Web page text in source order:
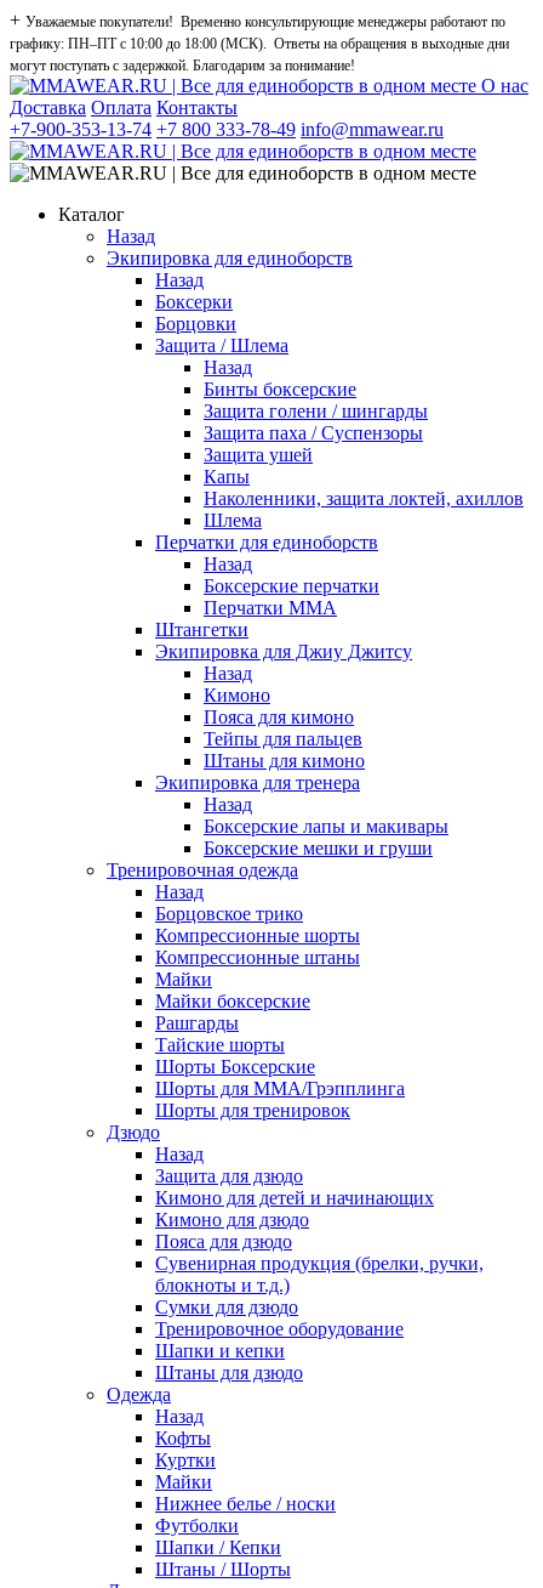
+ Уважаемые покупатели! Временно консультирующие менеджеры работают по
графику: ПН–ПТ с 10:00 до 18:00 (МСК). Ответы на обращения в выходные дни
могут поступать с задержкой. Благодарим за понимание!
О нас
Доставка Оплата Контакты
+7-900-353-13-74 +7 800 333-78-49 info@mmawear.ru
Каталог
Назад
Экипировка для единоборств
Назад
Боксерки
Борцовки
Защита / Шлема
Назад
Бинты боксерские
Защита голени / шингарды
Защита паха / Суспензоры
Защита ушей
Капы
Наколенники, защита локтей, ахиллов
Шлема
Перчатки для единоборств
Назад
Боксерские перчатки
Перчатки ММА
Штангетки
Экипировка для Джиу Джитсу
Назад
Кимоно
Пояса для кимоно
Тейпы для пальцев
Штаны для кимоно
Экипировка для тренера
Назад
Боксерские лапы и макивары
Боксерские мешки и груши
Тренировочная одежда
Назад
Борцовское трико
Компрессионные шорты
Компрессионные штаны
Майки
Майки боксерские
Рашгарды
Тайские шорты
Шорты Боксерские
Шорты для ММА/Грэпплинга
Шорты для тренировок
Дзюдо
Назад
Защита для дзюдо
Кимоно для детей и начинающих
Кимоно для дзюдо
Пояса для дзюдо
Сувенирная продукция (брелки, ручки,
блокноты и т.д.)
Сумки для дзюдо
Тренировочное оборудование
Шапки и кепки
Штаны для дзюдо
Одежда
Назад
Кофты
Куртки
Майки
Нижнее белье / носки
Футболки
Шапки / Кепки
Штаны / Шорты